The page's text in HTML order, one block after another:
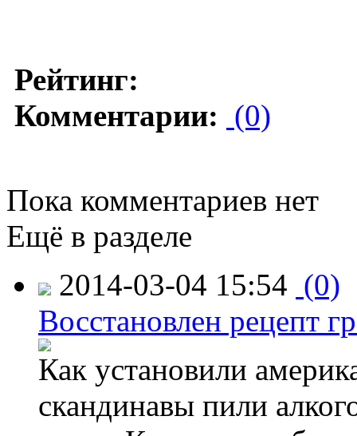
Рейтинг:
Комментарии: (0)
Пока комментариев нет
Ещё в разделе
2014-03-04 15:54 (0)
Восстановлен рецепт
Как установили
скандинавы пили